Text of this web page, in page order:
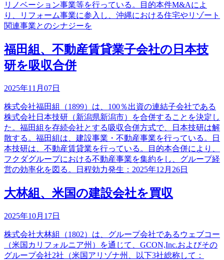
リノベーション事業等を行っている。目的本件M&Aによ
り、リフォーム事業に参入し、沖縄における住宅やリゾート
関連事業とのシナジーを
福田組、不動産賃貸業子会社の日本技
研を吸収合併
2025年11月07日
株式会社福田組（1899）は、100％出資の連結子会社である
株式会社日本技研（新潟県新潟市）を合併することを決定し
た。福田組を存続会社とする吸収合併方式で、日本技研は解
散する。福田組は、建設事業・不動産事業を行っている。日
本技研は、不動産賃貸業を行っている。目的本合併により、
フクダグループにおける不動産事業を集約をし、グループ経
営の効率化を図る。日程効力発生：2025年12月26日
大林組、米国の建設会社を買収
2025年10月17日
株式会社大林組（1802）は、グループ会社であるウェブコー
（米国カリフォルニア州）を通じて、GCON,Inc.およびその
グループ会社2社（米国アリゾナ州、以下3社総称して：